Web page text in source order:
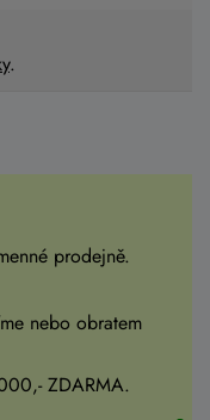
.
prodejně.
nebo obratem
ZDARMA.